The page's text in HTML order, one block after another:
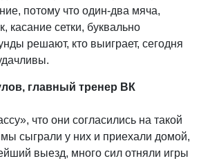
потому что один-два мяча,
касание сетки, буквально
решают, кто выиграет, сегодня
главный тренер ВК
что они согласились на такой
мы сыграли у них и приехали домой,
выезд, много сил отняли игры